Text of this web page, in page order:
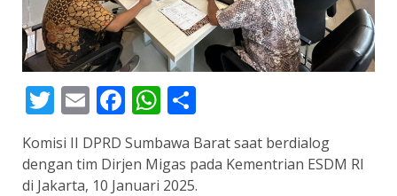
Twitter
EmailFacebook
WhatsApp
Komisi II DPRD Sumbawa Barat saat berdialog
dengan tim Dirjen Migas pada Kementrian ESDM RI
di Jakarta, 10 Januari 2025.